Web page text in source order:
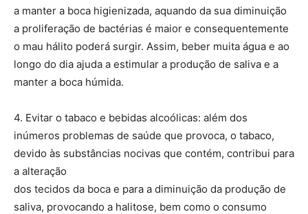
a manter a boca higienizada, aquando da sua diminuição
a proliferação de bactérias é maior e consequentemente
o mau hálito poderá surgir. Assim, beber muita água e ao
longo do dia ajuda a estimular a produção de saliva e a
manter a boca húmida.
4. Evitar o tabaco e bebidas alcoólicas: além dos
inúmeros problemas de saúde que provoca, o tabaco,
devido às substâncias nocivas que contém, contribui para
a alteração
dos tecidos da boca e para a diminuição da produção de
saliva, provocando a halitose, bem como o consumo